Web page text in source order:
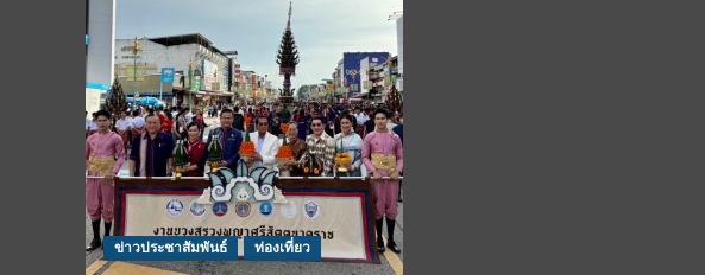
ข่าวประชาสัมพันธ์ ท่องเที่ยว